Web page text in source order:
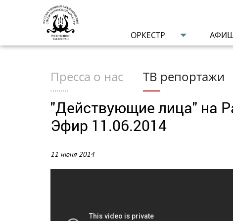
ОРКЕСТР
Пресса о нас ТВ репортажи
"Действующие лица" на
Эфир 11.06.2014
11 июня 2014